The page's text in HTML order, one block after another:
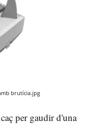
brutícia.jpg
per gaudir d'una